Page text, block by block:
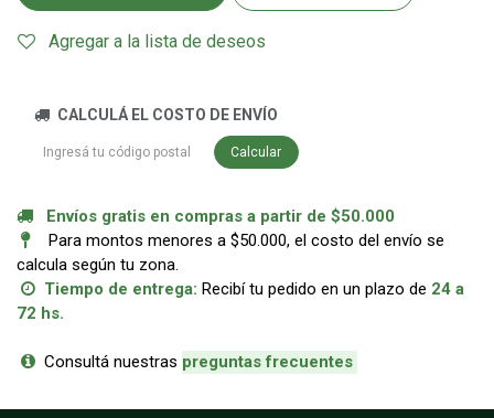
Agregar a la lista de deseos
CALCULÁ EL COSTO DE ENVÍO
Calcular
Envíos gratis en compras a partir de $50.000
Para montos menores a $50.000, el costo del envío se
calcula según tu zona.
Tiempo de entrega: Recibí tu pedido en un plazo de 24 a
72 hs.
Consultá nuestras preguntas frecuentes